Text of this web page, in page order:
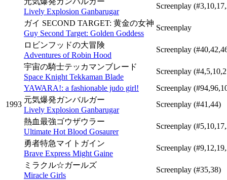
Lively Explosion Ganbarugar
Screenplay
ガイ SECOND TARGET: 黄金の女神
Guy Second Target: Golden Goddess
Screenplay
ロビンフッドの大冒険
Adventures of Robin Hood
Screenplay
宇宙の騎士テッカマンブレード
Space Knight Tekkaman Blade
Screenplay
YAWARA!: a fashionable judo girl!
Screenplay
1993
元気爆発ガンバルガー
Lively Explosion Ganbarugar
Screenplay (#41,44)
熱血最強ゴウザウラー
Ultimate Hot Blood Gosaurer
Screenplay
勇者特急マイトガイン
Brave Express Might Gaine
Screenplay
ミラクル☆ガールズ
Miracle Girls
Screenplay (#35,38)